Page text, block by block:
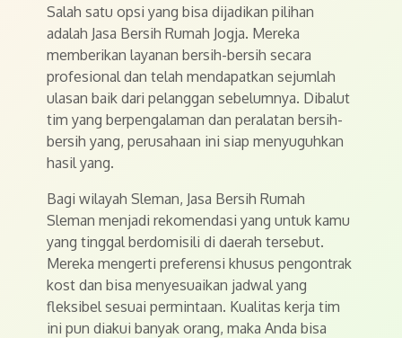
Salah satu opsi yang bisa dijadikan pilihan
adalah Jasa Bersih Rumah Jogja. Mereka
memberikan layanan bersih-bersih secara
profesional dan telah mendapatkan sejumlah
ulasan baik dari pelanggan sebelumnya. Dibalut
tim yang berpengalaman dan peralatan bersih-
bersih yang, perusahaan ini siap menyuguhkan
hasil yang.
Bagi wilayah Sleman, Jasa Bersih Rumah
Sleman menjadi rekomendasi yang untuk kamu
yang tinggal berdomisili di daerah tersebut.
Mereka mengerti preferensi khusus pengontrak
kost dan bisa menyesuaikan jadwal yang
fleksibel sesuai permintaan. Kualitas kerja tim
ini pun diakui banyak orang, maka Anda bisa